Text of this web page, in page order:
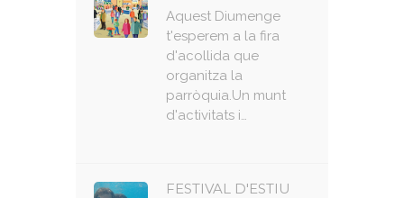
Aquest Diumenge
t'esperem a la fira
d'acollida que
organitza la
parròquia.Un munt
d'activitats i…
FESTIVAL D'ESTIU